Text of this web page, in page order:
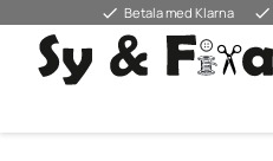
done Betala med Klarna done